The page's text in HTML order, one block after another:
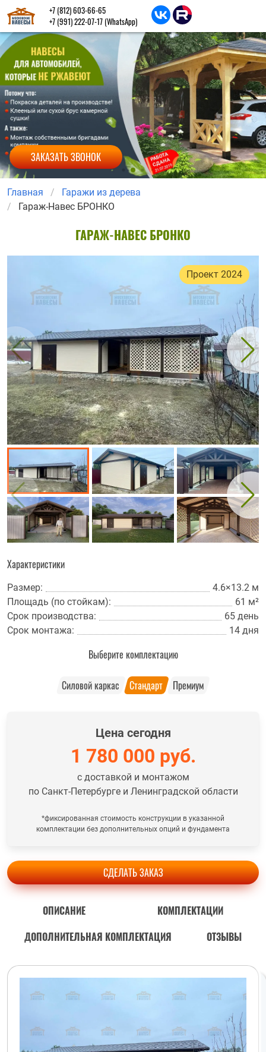
ЗАКАЗАТЬ ЗВОНОК
+7 (812) 603-66-65
+7 (991) 222-07-17 (WhatsApp)
Главная
Гаражи из дерева
Гараж-Навес БРОНКО
ГАРАЖ-НАВЕС БРОНКО
Проект 2024
Характеристики
Размер:
4.6×13.2 м
Площадь (по стойкам):
61 м²
Срок производства:
65 день
Срок монтажа:
14 дня
Выберите комплектацию
Силовой каркас Стандарт Премиум
Цена сегодня
1 780 000 руб.
с доставкой и монтажом
по Санкт-Петербурге и Ленинградской области
*фиксированная стоимость конструкции в указанной
комплектации без дополнительных опций и фундамента
СДЕЛАТЬ ЗАКАЗ
ОПИСАНИЕ
КОМПЛЕКТАЦИИ
ДОПОЛНИТЕЛЬНАЯ КОМПЛЕКТАЦИЯ
ОТЗЫВЫ